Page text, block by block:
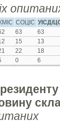
КМІС СОЦІС УІСД/
63 63
15 13
22 18
0 6